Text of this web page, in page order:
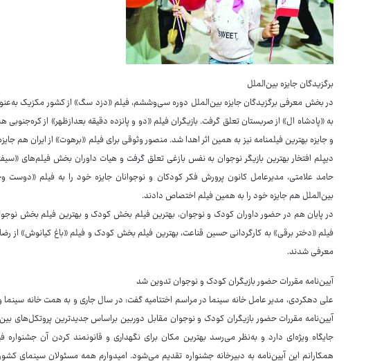
برگزیدگان جایزه بین‌الملل
در بخش معرفی برگزیدگان جایزه بین‌الملل دوره سی‌وششم، فیلم «دزد سگ» از کشور مکزیک
به «پادشاه ال» از صربستان تعلق گرفت. بازیگران فیلم «دو و پانزده دقیقه بعدازظهر» از
و جایزه بهترین فیلمنامه نیز به همین اثر اهدا شد. منصور وثوقی برای فیلم «برهوت» از ایران هم
دیپلم افتخار بهترین بازیگر نوجوان به نفس بازغی تعلق گرفت و هیات داوران بخش فیلم‌های
حامد علامتی، مدیرعامل کانون پرورش فکر کودکان و نوجوانان جایزه خود را به فیلم «دوست
بین‌الملل هم جایزه خود را به همین فیلم اختصاص دادند.
در پایان هم در حضور داوران کودک و نوجوان، بهترین فیلم بخش کودک و بهترین فیلم بخش
فیلم «دختر برقی» به کارگردانی حسین قناعت، بهترین فیلم بخش کودک و فیلم «باغ کیانوش» از
معرفی شدند.
آیین‌نامه مقررات حضور بازیگران کودک و نوجوان تدوین شد
علی دهکردی، مدیر عامل خانه سینما در مراسم اختتامیه گفت: در سال جاری و به همت خانه سینما و
آیین‌نامه مقررات حضور بازیگران کودک و نوجوان مقابل دوربین براساس جدیدترین پروتکل‌های
جایگاه ویژه‌ای دارد و به‌نظر می‌رسد بهترین مکان برای نگهداری و قانونمند کردن آن
همکارانم این آیین‌نامه به دبیرخانه جشنواره تقدیم می‌شود. امیدوارم همه مسئولان سینمای